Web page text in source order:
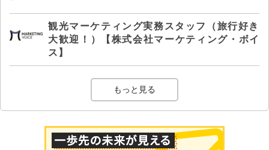
観光マーケティング実務スタッフ（旅行好き
大歓迎！）【株式会社マーケティング・ボイ
ス】
もっと見る